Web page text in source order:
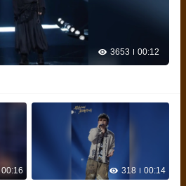
3653 00:12
00:16 318 00:14